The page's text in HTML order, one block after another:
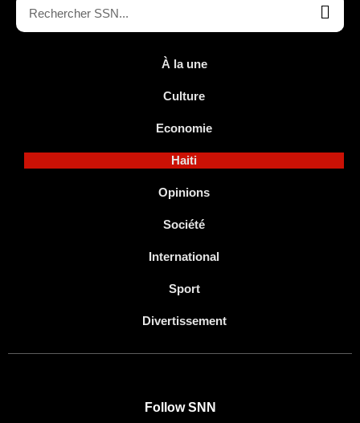
À la une
Culture
Economie
Haiti
Opinions
Société
International
Sport
Divertissement
Follow SNN